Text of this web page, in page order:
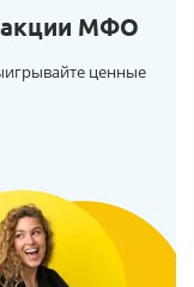
МФО
ценные